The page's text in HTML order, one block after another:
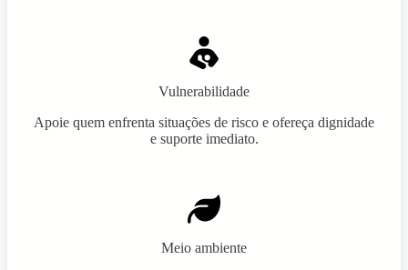
Vulnerabilidade
Apoie quem enfrenta situações de risco e ofereça dignidade
e suporte imediato.
Meio ambiente